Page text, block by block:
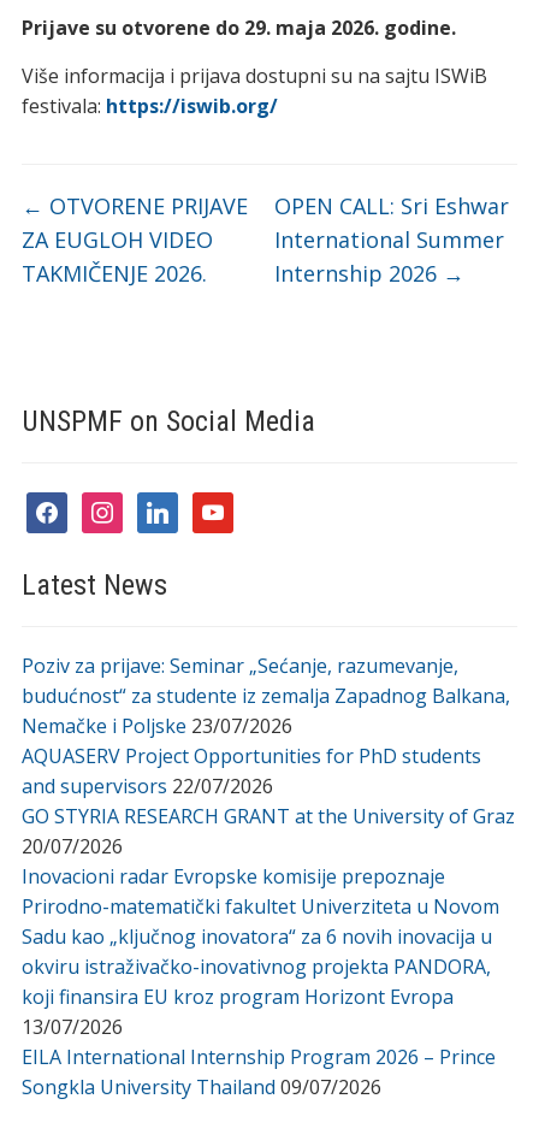
Prijave su otvorene do 29. maja 2026. godine.
Više informacija i prijava dostupni su na sajtu ISWiB
festivala: https://iswib.org/
← OTVORENE PRIJAVE
ZA EUGLOH VIDEO
TAKMIČENJE 2026.
OPEN CALL: Sri Eshwar
International Summer
Internship 2026 →
UNSPMF on Social Media
facebookinstagramlinkedinyoutube
Latest News
Poziv za prijave: Seminar „Sećanje, razumevanje,
budućnost“ za studente iz zemalja Zapadnog Balkana,
Nemačke i Poljske 23/07/2026
AQUASERV Project Opportunities for PhD students
and supervisors 22/07/2026
GO STYRIA RESEARCH GRANT at the University of Graz
20/07/2026
Inovacioni radar Evropske komisije prepoznaje
Prirodno-matematički fakultet Univerziteta u Novom
Sadu kao „ključnog inovatora“ za 6 novih inovacija u
okviru istraživačko-inovativnog projekta PANDORA,
koji finansira EU kroz program Horizont Evropa
13/07/2026
EILA International Internship Program 2026 – Prince
Songkla University Thailand 09/07/2026